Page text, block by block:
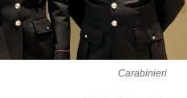
Carabinieri